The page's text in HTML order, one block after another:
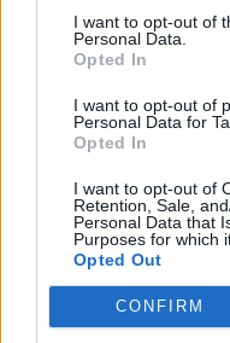
I want to opt-out of
Personal Data.
Opted In
I want to opt-out of
Personal Data for
Opted In
I want to opt-out of
Retention, Sale,
Personal Data that
Purposes for which
Opted Out
CONFIRM